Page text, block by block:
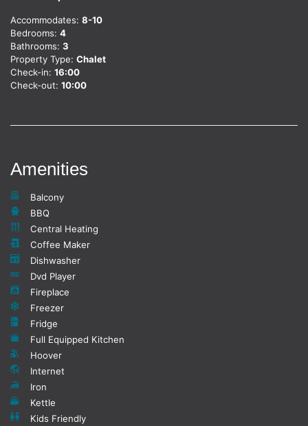
Accommodates: 8-10
Bedrooms: 4
Bathrooms: 3
Property Type: Chalet
Check-in: 16:00
Check-out: 10:00
Amenities
Balcony
BBQ
Central Heating
Coffee Maker
Dishwasher
Dvd Player
Fireplace
Freezer
Fridge
Full Equipped Kitchen
Hoover
Internet
Iron
Kettle
Kids Friendly